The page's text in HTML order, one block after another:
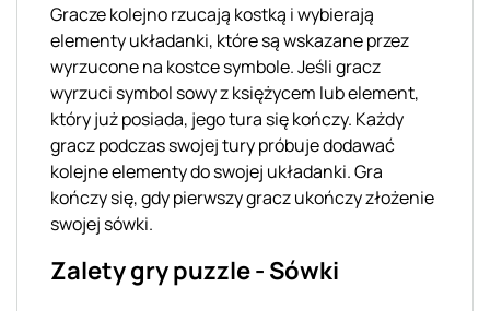
Gracze kolejno rzucają kostką i wybierają
elementy układanki, które są wskazane przez
wyrzucone na kostce symbole. Jeśli gracz
wyrzuci symbol sowy z księżycem lub element,
który już posiada, jego tura się kończy. Każdy
gracz podczas swojej tury próbuje dodawać
kolejne elementy do swojej układanki. Gra
kończy się, gdy pierwszy gracz ukończy złożenie
swojej sówki.
Zalety gry puzzle - Sówki